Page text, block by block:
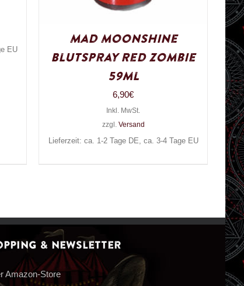
EU
Mad Moonshine
Blutspray Red Zombie
59ml
6,90€
Inkl. MwSt.
zzgl. Versand
Lieferzeit: ca. 1-2 Tage DE, ca. 3-4 Tage EU
& Newsletter
Amazon-Store